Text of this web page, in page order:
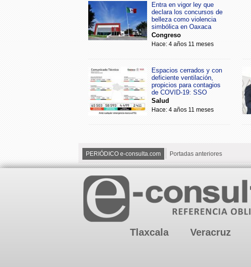
Entra en vigor ley que
declara los concursos de
belleza como violencia
simbólica en Oaxaca
Congreso
Hace: 4 años 11 meses
Espacios cerrados y con
deficiente ventilación,
propicios para contagios
de COVID-19: SSO
Salud
Hace: 4 años 11 meses
PERIÓDICO e-consulta.com Portadas anteriores
Tlaxcala Veracruz